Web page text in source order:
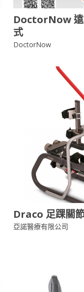
DoctorNow 遠
式
DoctorNow
Draco 足踝關
亞諾醫療有限公司